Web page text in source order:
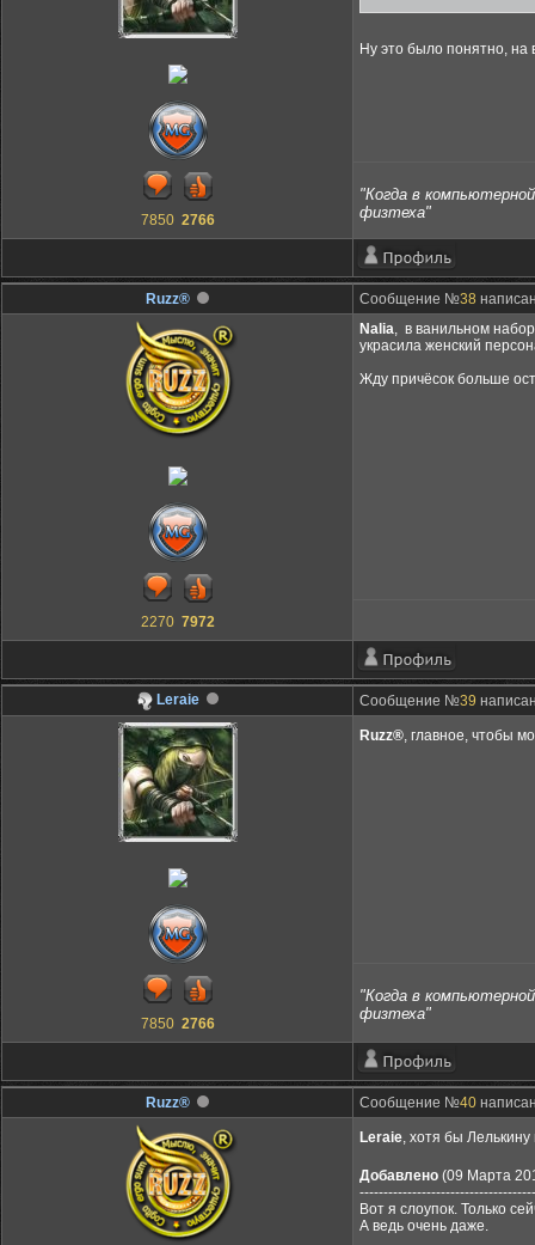
7850 2766
Ну это было понятно, на
"Когда в
физтеха"
Ruzz® Сообщение №38
2270 7972
Nalia, в ванильном
украсила женский
Жду причёсок больше
Leraie Сообщение №39
7850 2766
Ruzz®, главное, чтобы
"Когда в
физтеха"
Ruzz® Сообщение №40
Leraie, хотя бы
Добавлено (09 Марта
Вот я слоупок. Только
А ведь очень даже.